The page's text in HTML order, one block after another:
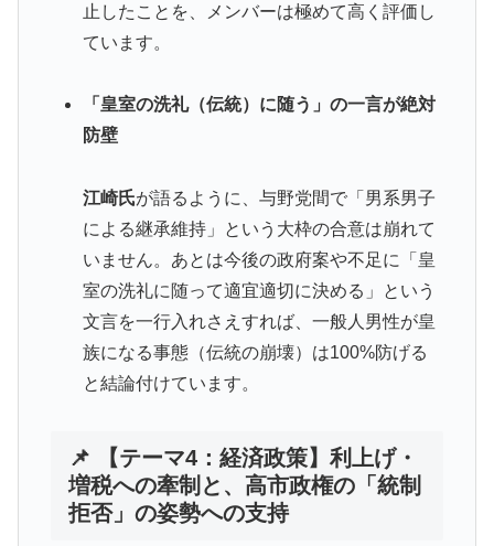
止したことを、メンバーは極めて高く評価し
ています。
「皇室の洗礼（伝統）に随う」の一言が絶対
防壁
江崎氏が語るように、与野党間で「男系男子
による継承維持」という大枠の合意は崩れて
いません。あとは今後の政府案や不足に「皇
室の洗礼に随って適宜適切に決める」という
文言を一行入れさえすれば、一般人男性が皇
族になる事態（伝統の崩壊）は100%防げる
と結論付けています。
📌 【テーマ4：経済政策】利上げ・
増税への牽制と、高市政権の「統制
拒否」の姿勢への支持